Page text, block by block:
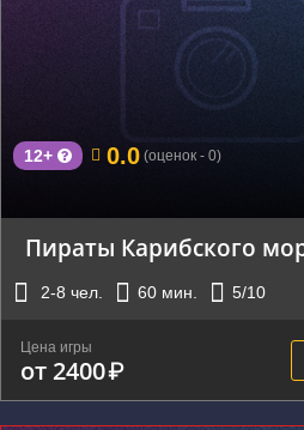
г. Екатеринбург, ул. Малышева,
12+ 0.0 (оценок - 0)
Пираты Карибского
2-8 чел. 60 мин. 5/10
Цена игры
от 2400₽